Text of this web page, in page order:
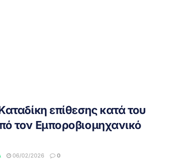
επίθεσης κατά του
τον Εμποροβιομηχανικό
06/02/2026 0